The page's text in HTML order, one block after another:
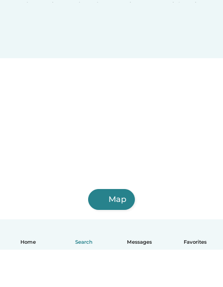
Home Search Messages Favorites
Rosh HaAyin
Hod HaSharon Kiryat Gat
Giv‘atayim
Map